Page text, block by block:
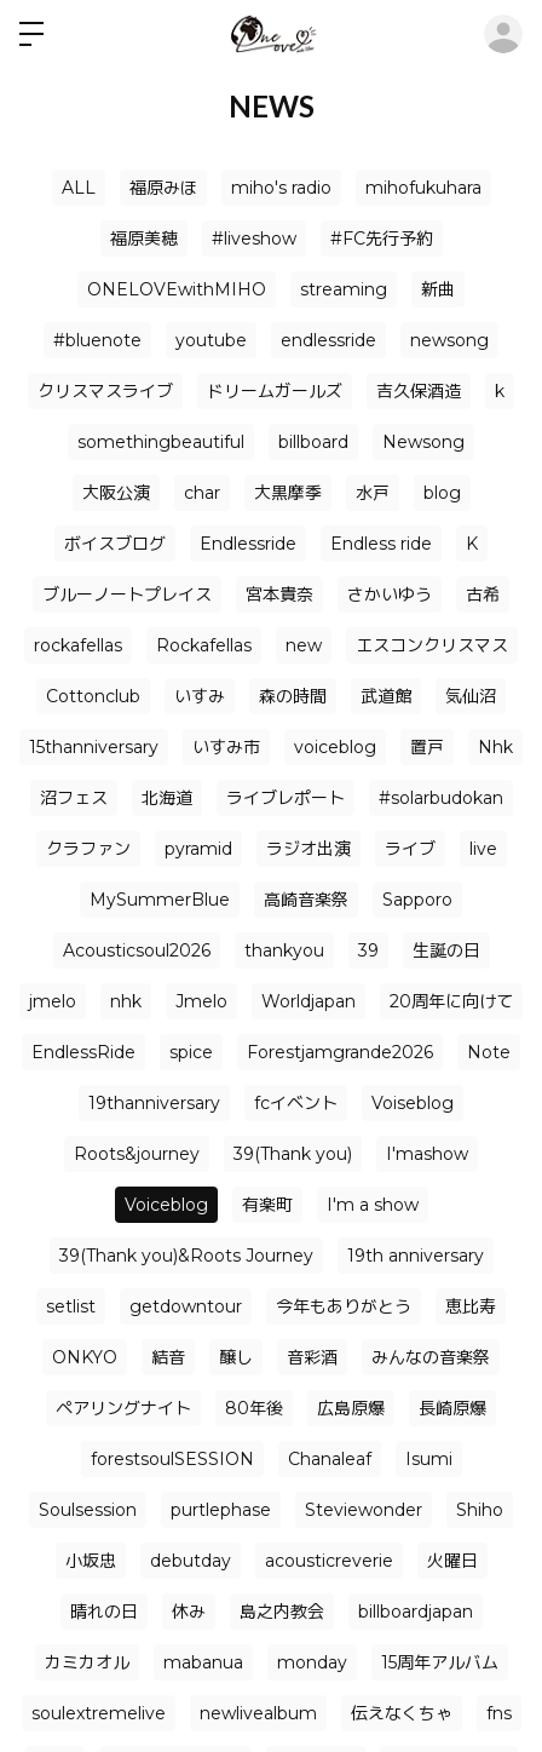
NEWS
ALL 福原みほ miho's radio mihofukuhara
福原美穂 #liveshow #FC先行予約
ONELOVEwithMIHO streaming 新曲
#bluenote youtube endlessride newsong
クリスマスライブ ドリームガールズ 吉久保酒造 k
somethingbeautiful billboard Newsong
大阪公演 char 大黒摩季 水戸 blog
ボイスブログ Endlessride Endless ride K
ブルーノートプレイス 宮本貴奈 さかいゆう 古希
rockafellas Rockafellas new エスコンクリスマス
Cottonclub いすみ 森の時間 武道館 気仙沼
15thanniversary いすみ市 voiceblog 置戸 Nhk
沼フェス 北海道 ライブレポート #solarbudokan
クラファン pyramid ラジオ出演 ライブ live
MySummerBlue 高崎音楽祭 Sapporo
Acousticsoul2026 thankyou 39 生誕の日
jmelo nhk Jmelo Worldjapan 20周年に向けて
EndlessRide spice Forestjamgrande2026 Note
19thanniversary fcイベント Voiseblog
Roots&journey 39(Thank you) I'mashow
Voiceblog 有楽町 I'm a show
39(Thank you)&Roots Journey 19th anniversary
setlist getdowntour 今年もありがとう 恵比寿
ONKYO 結音 醸し 音彩酒 みんなの音楽祭
ペアリングナイト 80年後 広島原爆 長崎原爆
forestsoulSESSION Chanaleaf Isumi
Soulsession purtlephase Steviewonder Shiho
小坂忠 debutday acousticreverie 火曜日
晴れの日 休み 島之内教会 billboardjapan
カミカオル mabanua monday 15周年アルバム
soulextremelive newlivealbum 伝えなくちゃ fns